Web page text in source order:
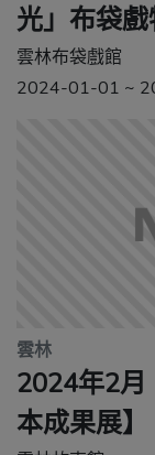
光」布袋戲
雲林布袋戲館
2024-01-01 ~
雲林
2024年2
本成果展】